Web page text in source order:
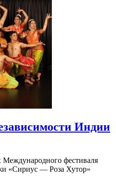
Индии
Международного фестиваля
«Сириус — Роза Хутор»